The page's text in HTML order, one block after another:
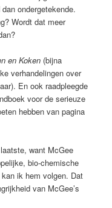
ondergetekende.
Wordt dat meer
en Koken (bijna
verhandelingen over
En ook raadpleegde
voor de serieuze
hebben van pagina
want McGee
bio-chemische
ik hem volgen. Dat
van McGee’s